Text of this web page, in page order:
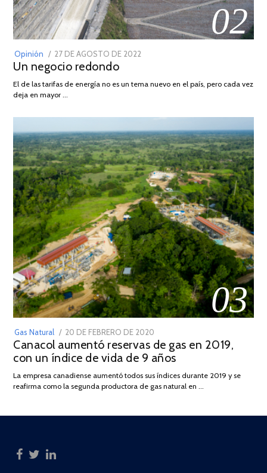
02
Opinión
POSTED
ON
27 DE AGOSTO DE 2022
DE
Un negocio redondo
El de las tarifas de energía no es un tema nuevo en el país, pero cada vez
deja en mayor …
03
Gas Natural
POSTED
ON
20 DE FEBRERO DE 2020
DE
JULIO
2025
Canacol aumentó reservas de gas en 2019,
con un índice de vida de 9 años
La empresa canadiense aumentó todos sus índices durante 2019 y se
reafirma como la segunda productora de gas natural en …